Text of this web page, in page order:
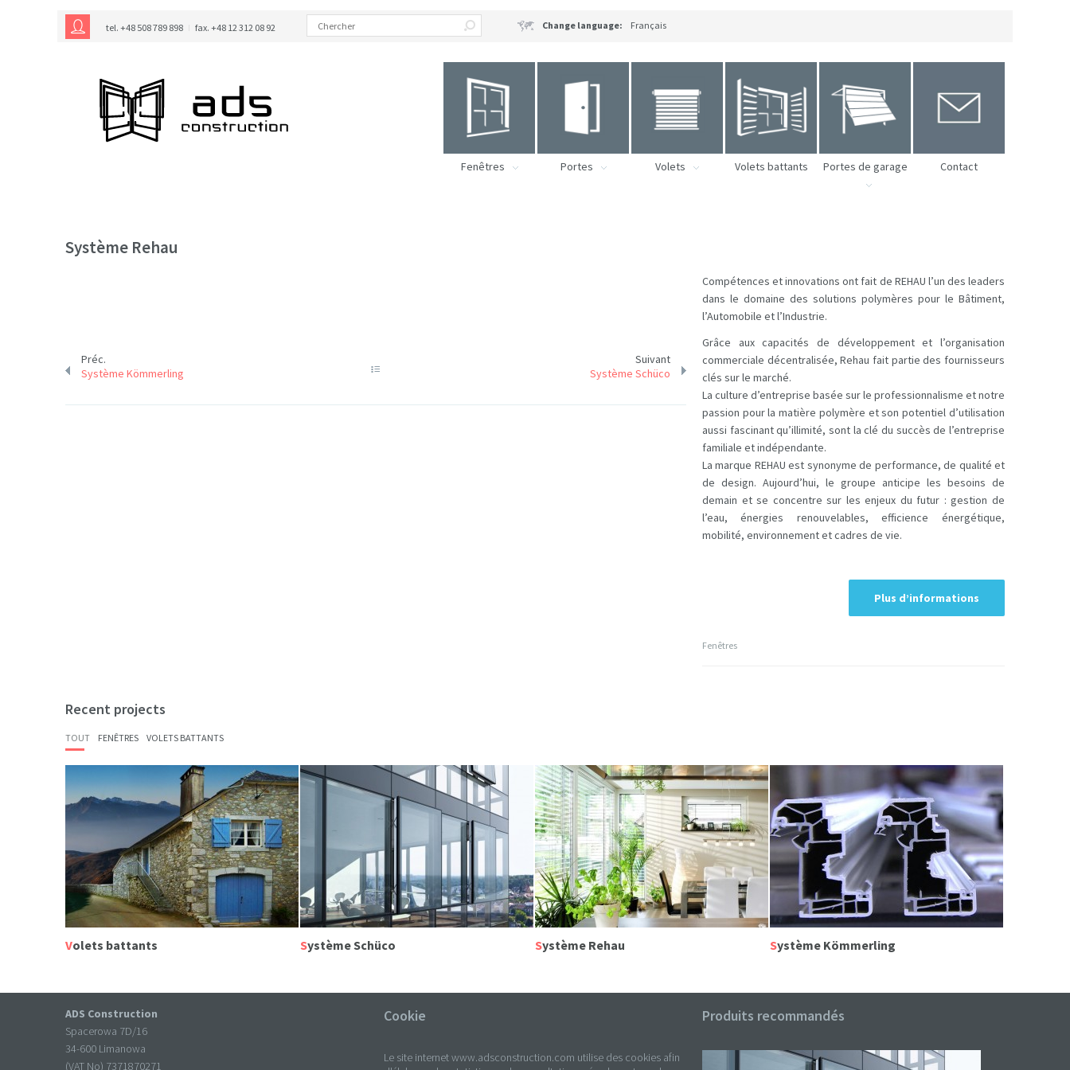
tel. +48 508 789 898 fax. +48 12 312 08 92 Change language: Français
Fenêtres Portes Volets Volets battants Portes de garage Contact
Système Rehau
Préc.
Système Kömmerling
Suivant
Système Schüco
Compétences et innovations ont fait de REHAU l’un des leaders
dans le domaine des solutions polymères pour le Bâtiment,
l’Automobile et l’Industrie.
Grâce aux capacités de développement et l’organisation
commerciale décentralisée, Rehau fait partie des fournisseurs
clés sur le marché.
La culture d’entreprise basée sur le professionnalisme et notre
passion pour la matière polymère et son potentiel d’utilisation
aussi fascinant qu’illimité, sont la clé du succès de l’entreprise
familiale et indépendante.
La marque REHAU est synonyme de performance, de qualité et
de design. Aujourd’hui, le groupe anticipe les besoins de
demain et se concentre sur les enjeux du futur : gestion de
l’eau, énergies renouvelables, efficience énergétique,
mobilité, environnement et cadres de vie.
Plus d’informations
Fenêtres
Recent projects
TOUT FENÊTRES VOLETS BATTANTS
Volets battants Système Schüco Système Rehau Système Kömmerling
ADS Construction
Spacerowa 7D/16
34-600 Limanowa
(VAT No) 7371870271
Cookie
Le site internet www.adsconstruction.com utilise des cookies afin
Produits recommandés